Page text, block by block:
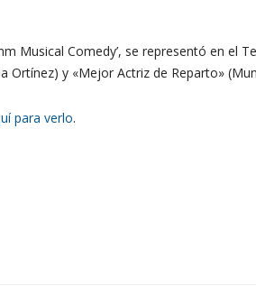
Musical Comedy’, se representó en el
Ortínez) y «Mejor Actriz de Reparto»
para verlo.